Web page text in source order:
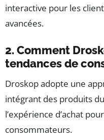
interactive pour les
avancées.
2. Comment
tendances de
Droskop adopte une
intégrant des produits
l’expérience d’achat
consommateurs.